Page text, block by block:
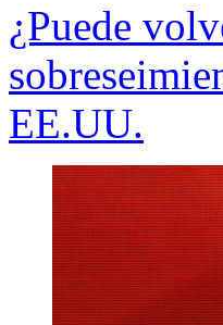
¿Puede
EE.UU.